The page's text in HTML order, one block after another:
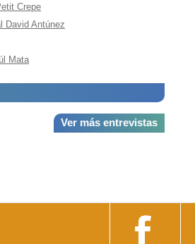
Crepe
David Antúnez
Mata
Ver más entrevistas